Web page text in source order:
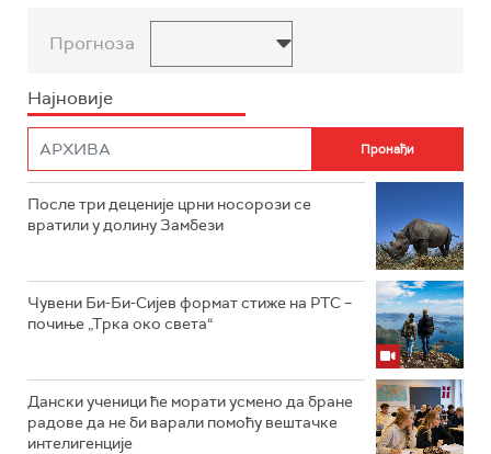
Прогноза
Најновије
После три деценије црни носорози се
вратили у долину Замбези
Чувени Би-Би-Сијев формат стиже на РТС –
почиње „Трка око света“
Дански ученици ће морати усмено да бране
радове да не би варали помоћу вештачке
интелигенције